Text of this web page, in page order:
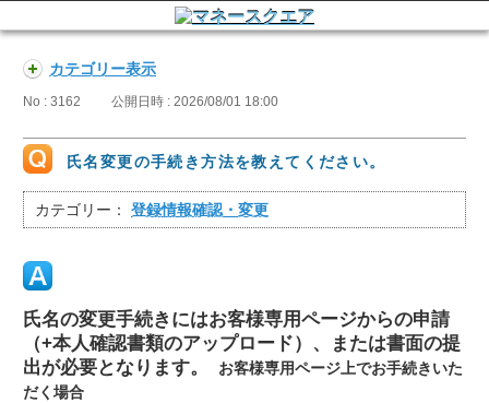
カテゴリー表示
No : 3162 公開日時 : 2026/08/01 18:00
氏名変更の手続き方法を教えてください。
カテゴリー： 登録情報確認・変更
氏名の変更手続きにはお客様専用ページからの申請
（+本人確認書類のアップロード）、または書面の提
出が必要となります。
お客様専用ページ上でお手続きいた
だく場合